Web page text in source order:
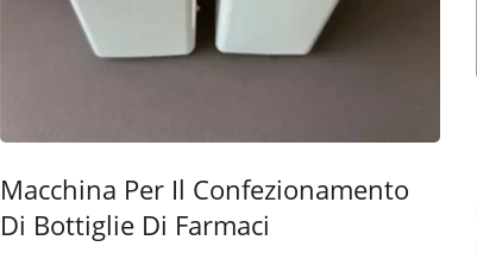
Macchina Per Il Confezionamento
Di Bottiglie Di Farmaci